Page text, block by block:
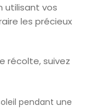
utilisant vos
les précieux
récolte, suivez
pendant une